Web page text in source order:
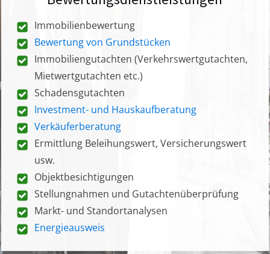
Immobilienbewertung
Bewertung von Grundstücken
Immobiliengutachten (Verkehrswertgutachten,
Mietwertgutachten etc.)
Schadensgutachten
Investment- und Hauskaufberatung
Verkäuferberatung
Ermittlung Beleihungswert, Versicherungswert
usw.
Objektbesichtigungen
Stellungnahmen und Gutachtenüberprüfung
Markt- und Standortanalysen
Energieausweis